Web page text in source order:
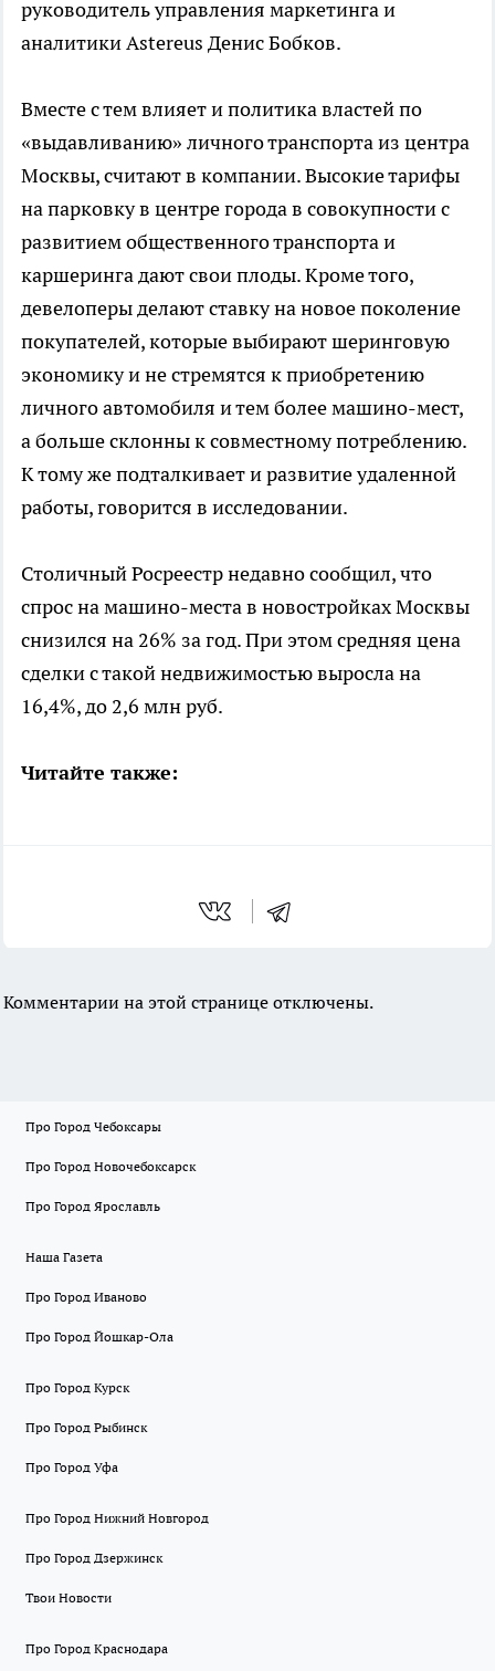
руководитель управления маркетинга и
аналитики Astereus Денис Бобков.
Вместе с тем влияет и политика властей по
«выдавливанию» личного транспорта из центра
Москвы, считают в компании. Высокие тарифы
на парковку в центре города в совокупности с
развитием общественного транспорта и
каршеринга дают свои плоды. Кроме того,
девелоперы делают ставку на новое поколение
покупателей, которые выбирают шеринговую
экономику и не стремятся к приобретению
личного автомобиля и тем более машино-мест,
а больше склонны к совместному потреблению.
К тому же подталкивает и развитие удаленной
работы, говорится в исследовании.
Столичный Росреестр недавно сообщил, что
спрос на машино-места в новостройках Москвы
снизился на 26% за год. При этом средняя цена
сделки с такой недвижимостью выросла на
16,4%, до 2,6 млн руб.
Читайте также:
Комментарии на этой странице отключены.
Про Город Чебоксары
Про Город Новочебоксарск
Про Город Ярославль
Наша Газета
Про Город Иваново
Про Город Йошкар-Ола
Про Город Курск
Про Город Рыбинск
Про Город Уфа
Про Город Нижний Новгород
Про Город Дзержинск
Твои Новости
Про Город Краснодара